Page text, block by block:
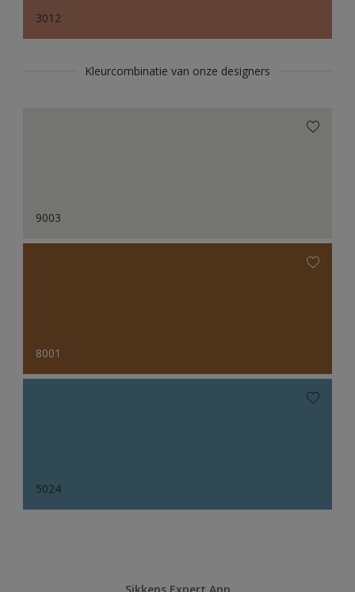
3012
Kleurcombinatie van onze designers
9003
8001
5024
Sikkens Expert App